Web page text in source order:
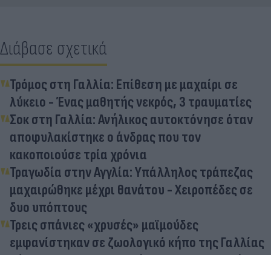
Διάβασε σχετικά
Τρόμος στη Γαλλία: Επίθεση με μαχαίρι σε
λύκειο - Ένας μαθητής νεκρός, 3 τραυματίες
Σοκ στη Γαλλία: Ανήλικος αυτοκτόνησε όταν
αποφυλακίστηκε ο άνδρας που τον
κακοποιούσε τρία χρόνια
Τραγωδία στην Αγγλία: Υπάλληλος τράπεζας
μαχαιρώθηκε μέχρι θανάτου - Χειροπέδες σε
δυο υπόπτους
Τρεις σπάνιες «χρυσές» μαϊμούδες
εμφανίστηκαν σε ζωολογικό κήπο της Γαλλίας